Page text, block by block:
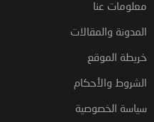
معلومات عنا
المدونة والمقالات
خريطة الموقع
الشروط والأحكام
سياسة الخصوصية